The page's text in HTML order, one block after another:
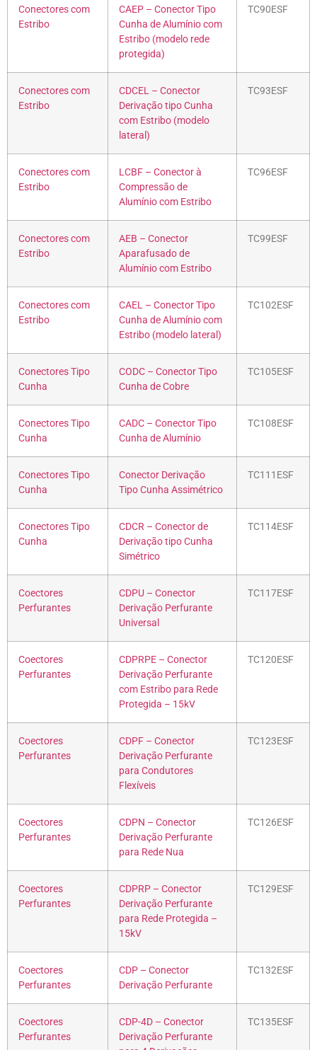
Conectores com
Estribo
CAEP – Conector Tipo
Cunha de Alumínio com
Estribo (modelo rede
protegida)
TC90ESF
Conectores com
Estribo
CDCEL – Conector
Derivação tipo Cunha
com Estribo (modelo
lateral)
TC93ESF
Conectores com
Estribo
LCBF – Conector à
Compressão de
Alumínio com Estribo
TC96ESF
Conectores com
Estribo
AEB – Conector
Aparafusado de
Alumínio com Estribo
TC99ESF
Conectores com
Estribo
CAEL – Conector Tipo
Cunha de Alumínio com
Estribo (modelo lateral)
TC102ESF
Conectores Tipo
Cunha
CODC – Conector Tipo
Cunha de Cobre
TC105ESF
Conectores Tipo
Cunha
CADC – Conector Tipo
Cunha de Alumínio
TC108ESF
Conectores Tipo
Cunha
Conector Derivação
Tipo Cunha Assimétrico
TC111ESF
Conectores Tipo
Cunha
CDCR – Conector de
Derivação tipo Cunha
Simétrico
TC114ESF
Coectores
Perfurantes
CDPU – Conector
Derivação Perfurante
Universal
TC117ESF
Coectores
Perfurantes
CDPRPE – Conector
Derivação Perfurante
com Estribo para Rede
Protegida – 15kV
TC120ESF
Coectores
Perfurantes
CDPF – Conector
Derivação Perfurante
para Condutores
Flexíveis
TC123ESF
Coectores
Perfurantes
CDPN – Conector
Derivação Perfurante
para Rede Nua
TC126ESF
Coectores
Perfurantes
CDPRP – Conector
Derivação Perfurante
para Rede Protegida –
15kV
TC129ESF
Coectores
Perfurantes
CDP – Conector
Derivação Perfurante
TC132ESF
Coectores
Perfurantes
CDP-4D – Conector
Derivação Perfurante
TC135ESF